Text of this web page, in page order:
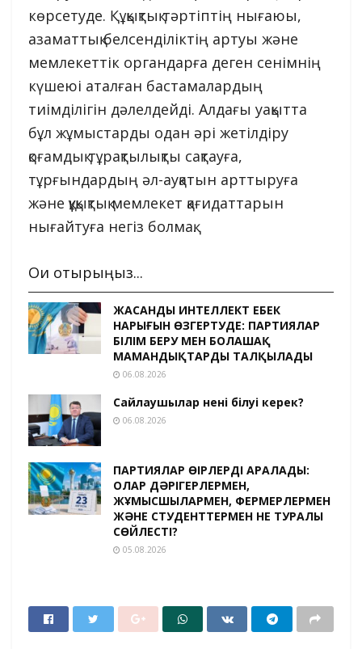
көрсетуде. Құқықтық тәртіптің нығаюы,
азаматтық белсенділіктің артуы және
мемлекеттік органдарға деген сенімнің
күшеюі аталған бастамалардың
тиімділігін дәлелдейді. Алдағы уақытта
бұл жұмыстарды одан әрі жетілдіру
қоғамдық тұрақтылықты сақтауға,
тұрғындардың әл-ауқатын арттыруға
және құқықтық мемлекет қағидаттарын
нығайтуға негіз болмақ.
Оқи отырыңыз...
ЖАСАНДЫ ИНТЕЛЛЕКТ ЕҢБЕК
НАРЫҒЫН ӨЗГЕРТУДЕ: ПАРТИЯЛАР
БІЛІМ БЕРУ МЕН БОЛАШАҚ
МАМАНДЫҚТАРДЫ ТАЛҚЫЛАДЫ
06.08.2026
Сайлаушылар нені білуі керек?
06.08.2026
ПАРТИЯЛАР ӨҢІРЛЕРДІ АРАЛАДЫ:
ОЛАР ДӘРІГЕРЛЕРМЕН,
ЖҰМЫСШЫЛАРМЕН, ФЕРМЕРЛЕРМЕН
ЖӘНЕ СТУДЕНТТЕРМЕН НЕ ТУРАЛЫ
СӨЙЛЕСТІ?
05.08.2026